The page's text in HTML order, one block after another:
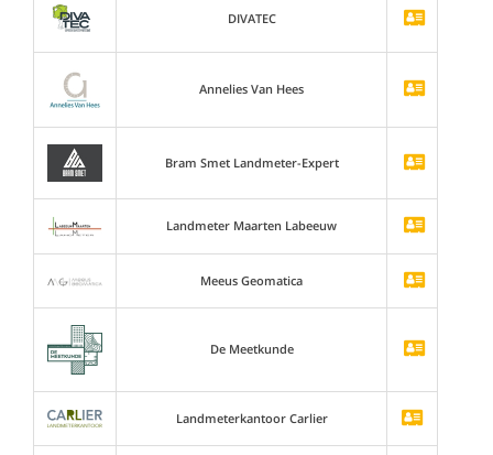
DIVATEC
Annelies Van Hees
Bram Smet Landmeter-Expert
Landmeter Maarten Labeeuw
Meeus Geomatica
De Meetkunde
Landmeterkantoor Carlier